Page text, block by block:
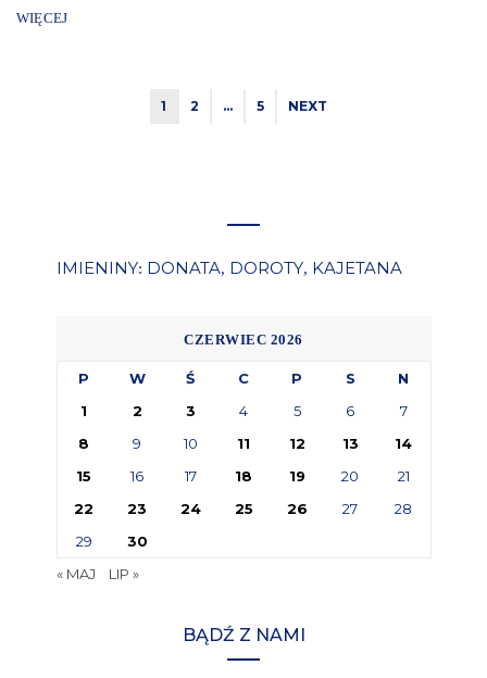
WIĘCEJ
1 2 … 5 NEXT
IMIENINY: DONATA, DOROTY, KAJETANA
CZERWIEC 2026
P W Ś C P S
N
1
2 3 4 5 6
7
8
9 10 11 12 13
14
15
16 17 18 19 20
21
22
23 24 25 26 27
28
29
30
« MAJ
LIP »
BĄDŹ Z NAMI